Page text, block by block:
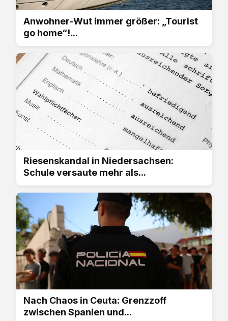
Anwohner-Wut immer größer: „Tourist
go home“!...
Riesenskandal in Niedersachsen:
Schule versaute mehr als...
Nach Chaos in Ceuta: Grenzzoff
zwischen Spanien und...